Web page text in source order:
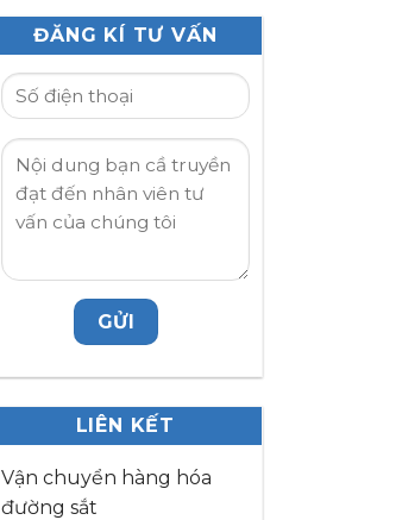
ĐĂNG KÍ TƯ VẤN
LIÊN KẾT
Vận chuyển hàng hóa
đường sắt